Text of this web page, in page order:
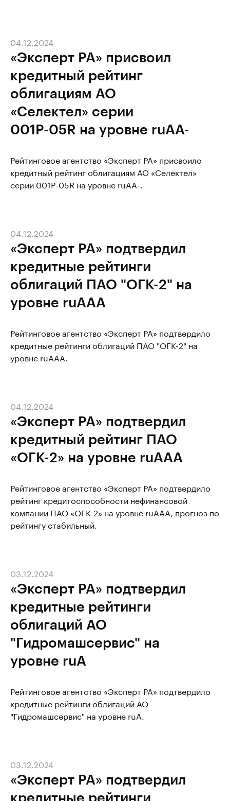
«Эксперт РА» присвоил
кредитный рейтинг
облигациям АО
«Селектел» серии
001Р-05R на уровне ruAA-
04.12.2024
Рейтинговое агентство «Эксперт РА» присвоило
кредитный рейтинг облигациям АО «Селектел»
серии 001Р-05R на уровне ruAА-.
«Эксперт РА» подтвердил
кредитные рейтинги
облигаций ПАО "ОГК-2" на
уровне ruAAA
04.12.2024
Рейтинговое агентство «Эксперт РА» подтвердило
кредитные рейтинги облигаций ПАО "ОГК-2" на
уровне ruAAA.
«Эксперт РА» подтвердил
кредитный рейтинг ПАО
«ОГК-2» на уровне ruААА
04.12.2024
Рейтинговое агентство «Эксперт РА» подтвердило
рейтинг кредитоспособности нефинансовой
компании ПАО «ОГК-2» на уровне ruААА, прогноз по
рейтингу стабильный.
«Эксперт РА» подтвердил
кредитные рейтинги
облигаций АО
"Гидромашсервис" на
уровне ruA
03.12.2024
Рейтинговое агентство «Эксперт РА» подтвердило
кредитные рейтинги облигаций АО
"Гидромашсервис" на уровне ruA.
«Эксперт РА» подтвердил
кредитные рейтинги
03.12.2024